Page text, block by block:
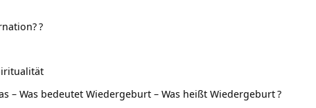
?
– Was bedeutet Wiedergeburt – Was heißt Wiedergeburt?